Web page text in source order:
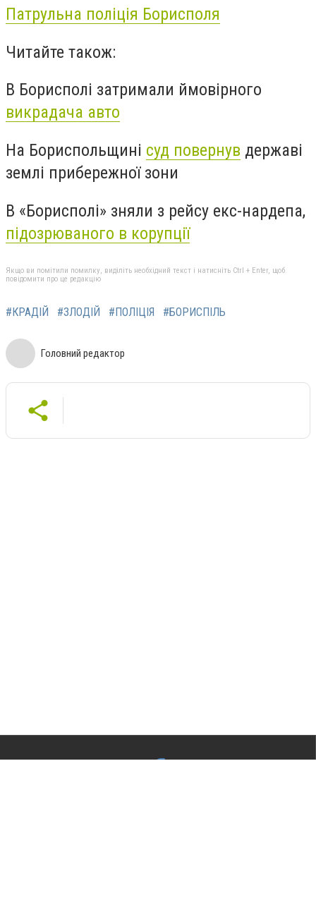
Патрульна поліція Борисполя
Читайте також:
В Борисполі затримали ймовірного
викрадача авто
На Бориспольщині суд повернув державі
землі прибережної зони
В «Борисполі» зняли з рейсу екс-нардепа,
підозрюваного в корупції
Якщо ви помітили помилку, виділіть необхідний текст і натисніть Ctrl + Enter, щоб
повідомити про це редакцію
#КРАДІЙ #ЗЛОДІЙ #ПОЛІЦІЯ #БОРИСПІЛЬ
Головний редактор